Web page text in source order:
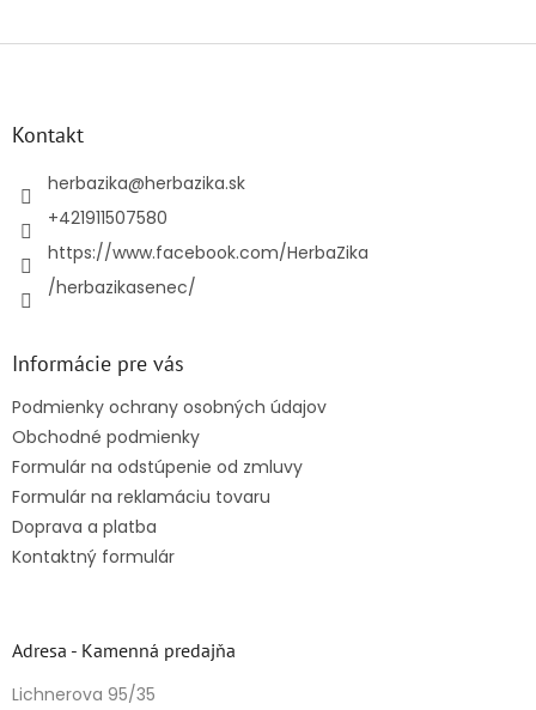
Kontakt
herbazika@herbazika.sk
+421911507580
https://www.facebook.com/HerbaZika
/herbazikasenec/
Informácie pre vás
Podmienky ochrany osobných údajov
Obchodné podmienky
Formulár na odstúpenie od zmluvy
Formulár na reklamáciu tovaru
Doprava a platba
Kontaktný formulár
Adresa - Kamenná predajňa
Lichnerova 95/35